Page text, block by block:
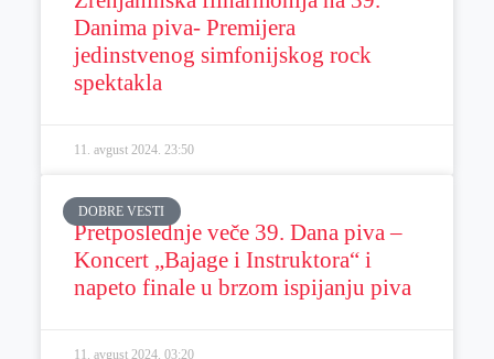
Danima piva- Premijera
jedinstvenog simfonijskog rock
spektakla
11. avgust 2024. 23:50
DOBRE VESTI
Pretposlednje veče 39. Dana piva –
Koncert „Bajage i Instruktora“ i
napeto finale u brzom ispijanju piva
11. avgust 2024. 03:20